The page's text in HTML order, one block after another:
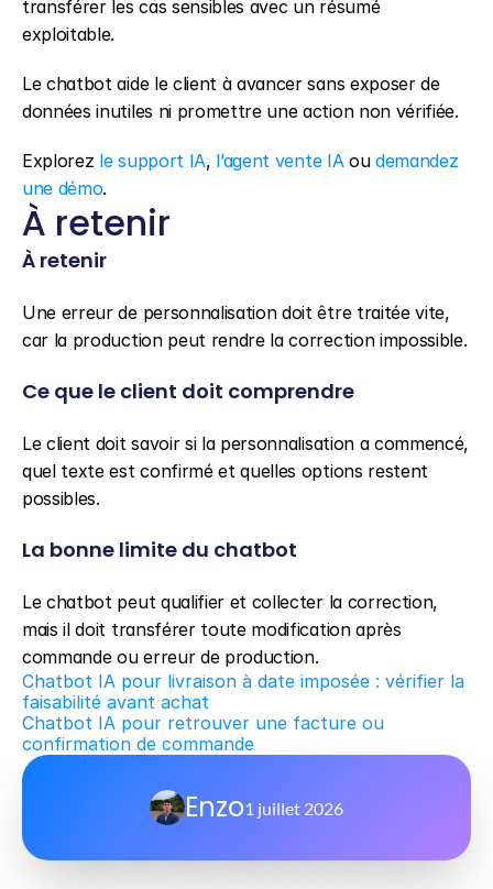
transférer les cas sensibles avec un résumé
exploitable.
Le chatbot aide le client à avancer sans exposer de
données inutiles ni promettre une action non vérifiée.
Explorez le support IA, l’agent vente IA ou demandez
une démo.
À retenir
À retenir
Une erreur de personnalisation doit être traitée vite,
car la production peut rendre la correction impossible.
Ce que le client doit comprendre
Le client doit savoir si la personnalisation a commencé,
quel texte est confirmé et quelles options restent
possibles.
La bonne limite du chatbot
Le chatbot peut qualifier et collecter la correction,
mais il doit transférer toute modification après
commande ou erreur de production.
Chatbot IA pour livraison à date imposée : vérifier la
faisabilité avant achat
Chatbot IA pour retrouver une facture ou
confirmation de commande
Enzo1 juillet 2026